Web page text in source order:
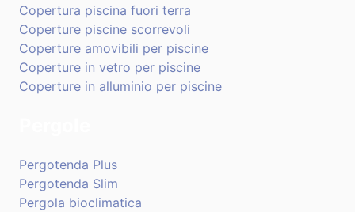
Copertura piscina fuori terra
Coperture piscine scorrevoli
Coperture amovibili per piscine
Coperture in vetro per piscine
Coperture in alluminio per piscine
Pergotenda Plus
Pergotenda Slim
Pergola bioclimatica